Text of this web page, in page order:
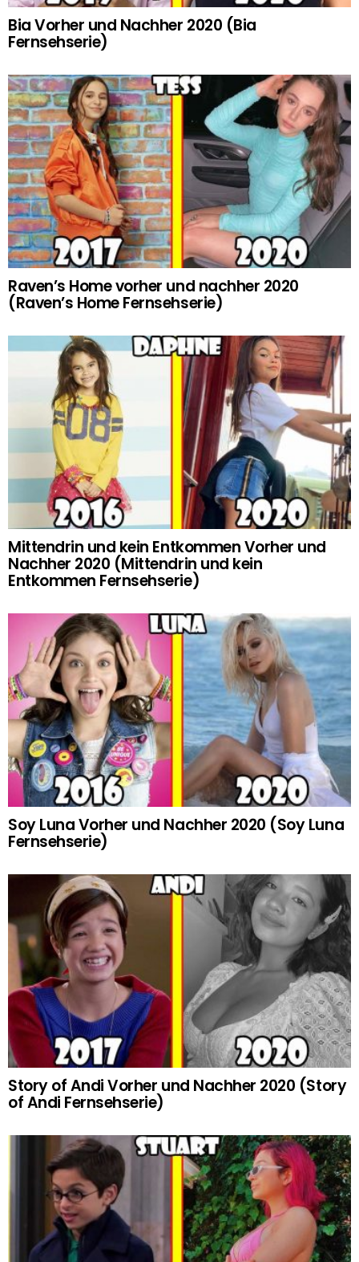
Bia Vorher und Nachher 2020 (Bia
Fernsehserie)
Raven’s Home vorher und nachher 2020
(Raven’s Home Fernsehserie)
Mittendrin und kein Entkommen Vorher und
Nachher 2020 (Mittendrin und kein
Entkommen Fernsehserie)
Soy Luna Vorher und Nachher 2020 (Soy Luna
Fernsehserie)
Story of Andi Vorher und Nachher 2020 (Story
of Andi Fernsehserie)